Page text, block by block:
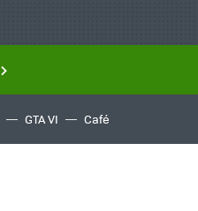
GTA VI Café